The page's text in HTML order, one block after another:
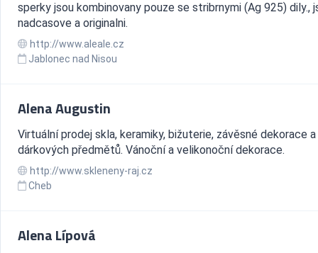
sperky jsou kombinovany pouze se stribrnymi (Ag 925) dily.,
nadcasove a originalni.
http://www.aleale.cz
Jablonec nad Nisou
Alena Augustin
Virtuální prodej skla, keramiky, bižuterie, závěsné dekorace a
dárkových předmětů. Vánoční a velikonoční dekorace.
http://www.skleneny-raj.cz
Cheb
Alena Lípová